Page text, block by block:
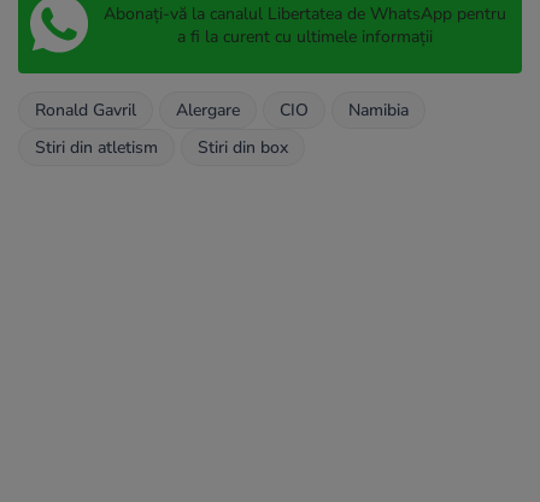
Abonați-vă la canalul Libertatea de WhatsApp pentru
a fi la curent cu ultimele informații
Ronald Gavril Alergare CIO
Namibia
Stiri din atletism
Stiri din box